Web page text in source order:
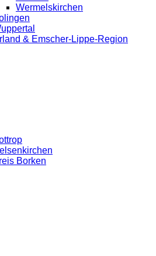
Wermelskirchen
& Emscher-Lippe-Region
Borken